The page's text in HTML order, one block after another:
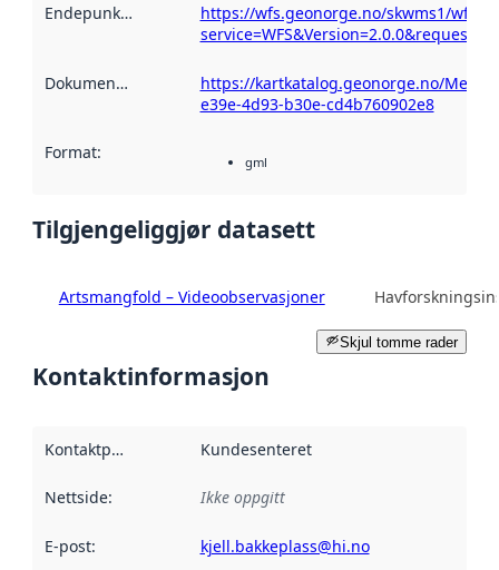
Endepunktbeskrivelse :
https://wfs.geonorge.no/skwms1/
Dokumentasjon
https://kartkatalog.geonorge.no/
e39e-4d93-b30e-cd4b760902e8
Format: gml
Tilgjengeliggjør datasett
Artsmangfold – Videoobservasjoner
Skjul tomme rader
Kontaktinformasjon
Kontaktpunkt Kundesenteret
Nettside: Ikke oppgitt
E-post: kjell.bakkeplass@hi.no